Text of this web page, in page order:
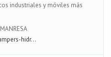
industriales y móviles más
MANRESA
hidr...